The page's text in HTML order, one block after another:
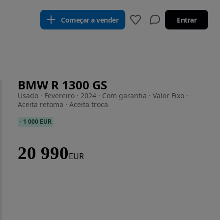
Começar a vender Entrar
BMW R 1300 GS
Usado · Fevereiro · 2024 · Com garantia · Valor Fixo ·
Aceita retoma · Aceita troca
- 1 000 EUR
20 990EUR